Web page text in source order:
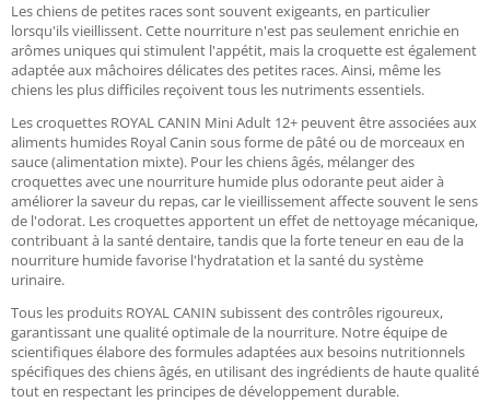
Les chiens de petites races sont souvent exigeants, en particulier
lorsqu'ils vieillissent. Cette nourriture n'est pas seulement enrichie en
arômes uniques qui stimulent l'appétit, mais la croquette est également
adaptée aux mâchoires délicates des petites races. Ainsi, même les
chiens les plus difficiles reçoivent tous les nutriments essentiels.
Les croquettes ROYAL CANIN Mini Adult 12+ peuvent être associées aux
aliments humides Royal Canin sous forme de pâté ou de morceaux en
sauce (alimentation mixte). Pour les chiens âgés, mélanger des
croquettes avec une nourriture humide plus odorante peut aider à
améliorer la saveur du repas, car le vieillissement affecte souvent le sens
de l'odorat. Les croquettes apportent un effet de nettoyage mécanique,
contribuant à la santé dentaire, tandis que la forte teneur en eau de la
nourriture humide favorise l'hydratation et la santé du système
urinaire.
Tous les produits ROYAL CANIN subissent des contrôles rigoureux,
garantissant une qualité optimale de la nourriture. Notre équipe de
scientifiques élabore des formules adaptées aux besoins nutritionnels
spécifiques des chiens âgés, en utilisant des ingrédients de haute qualité
tout en respectant les principes de développement durable.